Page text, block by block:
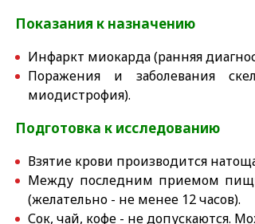
Показания к назначению
Инфаркт миокарда (ранняя
Поражения и заболевания
миодистрофия).
Подготовка к исследованию
Взятие крови производится
Между последним приемом
(желательно - не менее 12 часов).
Сок, чай, кофе - не допускаются.